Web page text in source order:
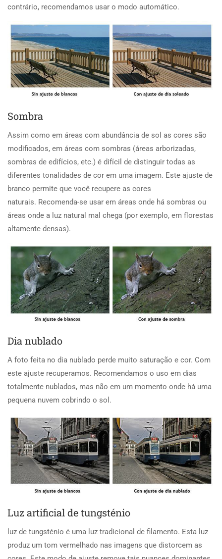
contrário, recomendamos usar o modo automático.
Sombra
Assim como em áreas com abundância de sol as cores são
modificados, em áreas com sombras (áreas arborizadas,
sombras de edifícios, etc.) é difícil de distinguir todas as
diferentes tonalidades de cor em uma imagem. Este ajuste de
branco permite que você recupere as cores
naturais. Recomenda-se usar em áreas onde há sombras ou
áreas onde a luz natural mal chega (por exemplo, em florestas
altamente densas).
Dia nublado
A foto feita no dia nublado perde muito saturação e cor. Com
este ajuste recuperamos. Recomendamos o uso em dias
totalmente nublados, mas não em um momento onde há uma
pequena nuvem cobrindo o sol.
Luz artificial de tungsténio
luz de tungsténio é uma luz tradicional de filamento. Esta luz
produz um tom vermelhado nas imagens que distorcem as